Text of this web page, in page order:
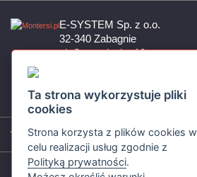
E-SYSTEM Sp. z o.o.
32-340 Zabagnie
ul. Czarnoleska 10
sklep@montersi.pl
Wsparcie
Informacje
Ta strona wykorzystuje pliki
cookies
Strona korzysta z plików cookies w
celu realizacji usług zgodnie z
Polityką prywatności.